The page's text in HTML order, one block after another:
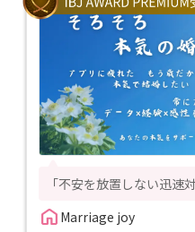
「不安を放置しない迅速
Marriage joy